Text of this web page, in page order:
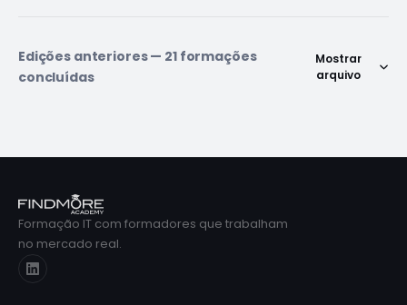
Edições anteriores — 21 formações
concluídas
Mostrar
arquivo
Formação IT com formadores que trabalham
no mercado real.